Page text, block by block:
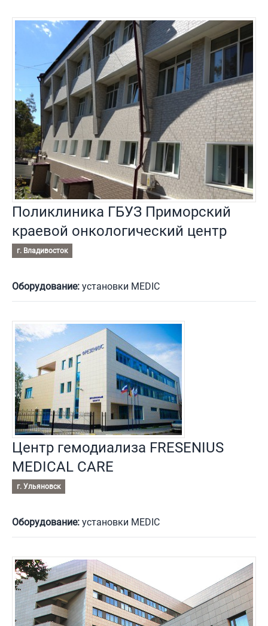
Поликлиника ГБУЗ Приморский
краевой онкологический центр
г. Владивосток
Оборудование: установки MEDIC
Центр гемодиализа FRESENIUS
MEDICAL CARE
г. Ульяновск
Оборудование: установки MEDIC